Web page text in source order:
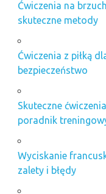
Ćwiczenia na
skuteczne metody
Ćwiczenia z piłką
bezpieczeństwo
Skuteczne
poradnik
Wyciskanie
zalety i błędy